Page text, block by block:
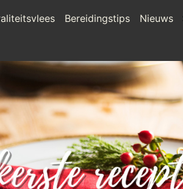
Bereidingstips Nieuws